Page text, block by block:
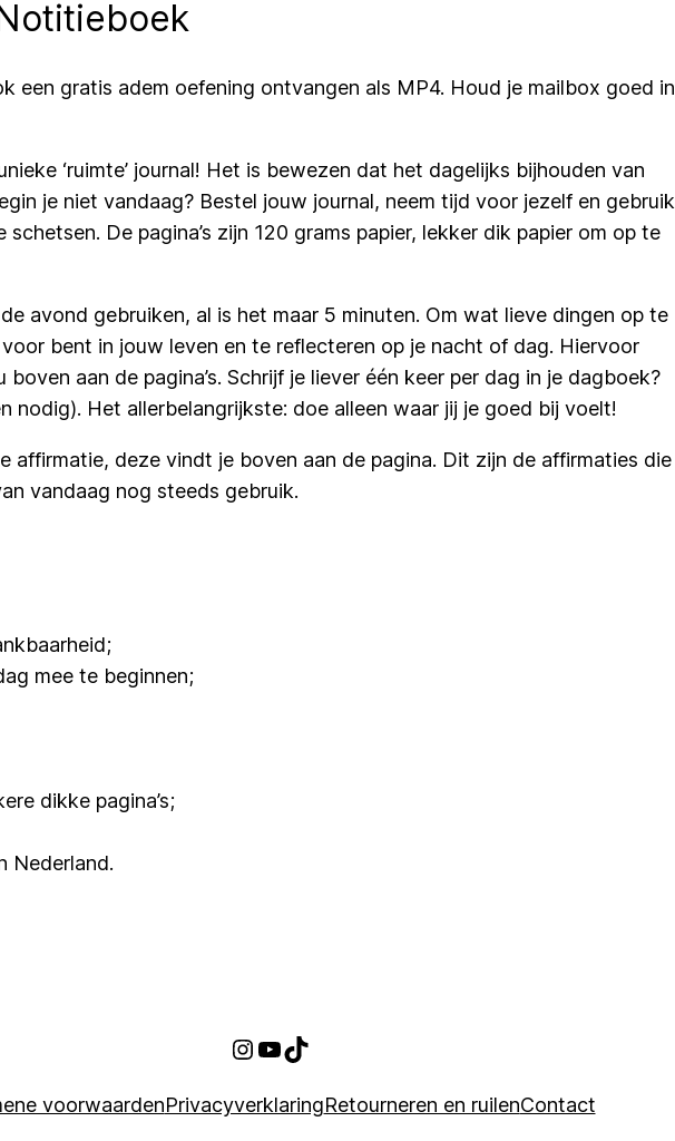
een gratis adem oefening ontvangen als MP4. Houd je mailbox goed in
‘ruimte’ journal! Het is bewezen dat het dagelijks bijhouden van
je niet vandaag? Bestel jouw journal, neem tijd voor jezelf en gebruik
De pagina’s zijn 120 grams papier, lekker dik papier om op te
avond gebruiken, al is het maar 5 minuten. Om wat lieve dingen op te
bent in jouw leven en te reflecteren op je nacht of dag. Hiervoor
aan de pagina’s. Schrijf je liever één keer per dag in je dagboek?
nodig). Het allerbelangrijkste: doe alleen waar jij je goed bij voelt!
affirmatie, deze vindt je boven aan de pagina. Dit zijn de affirmaties die
vandaag nog steeds gebruik.
mee te beginnen;
dikke pagina’s;
Nederland.
Instagram
https://www.youtube.com/@growabetterversionofyourself?si=_zyqXYQzRqSYeeDl
TikTok
voorwaardenPrivacyverklaringRetourneren en ruilenContact